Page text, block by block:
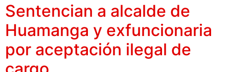
Sentencian a alcalde de
Huamanga y exfuncionaria
por aceptación ilegal de